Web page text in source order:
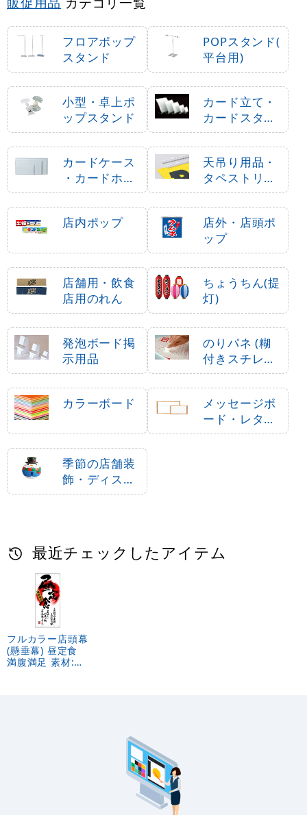
フロアポップ
スタンド
POPスタンド(
平台用)
小型・卓上ポ
ップスタンド
カード立て・
カードスタン
ド
カードケース
・カードホル
ダー
天吊り用品・
タペストリー
バー
店内ポップ
店外・店頭ポ
ップ
店舗用・飲食
店用のれん
ちょうちん(提
灯)
発泡ボード掲
示用品
のりパネ (糊
付きスチレン
ボード)
カラーボード
メッセージボ
ード・レター
ボード
季節の店舗装
飾・ディスプ
レイ・飾り付
最近チェックしたアイテム
フルカラー店頭幕
(懸垂幕) 昼定食
満腹満足 素材:厚